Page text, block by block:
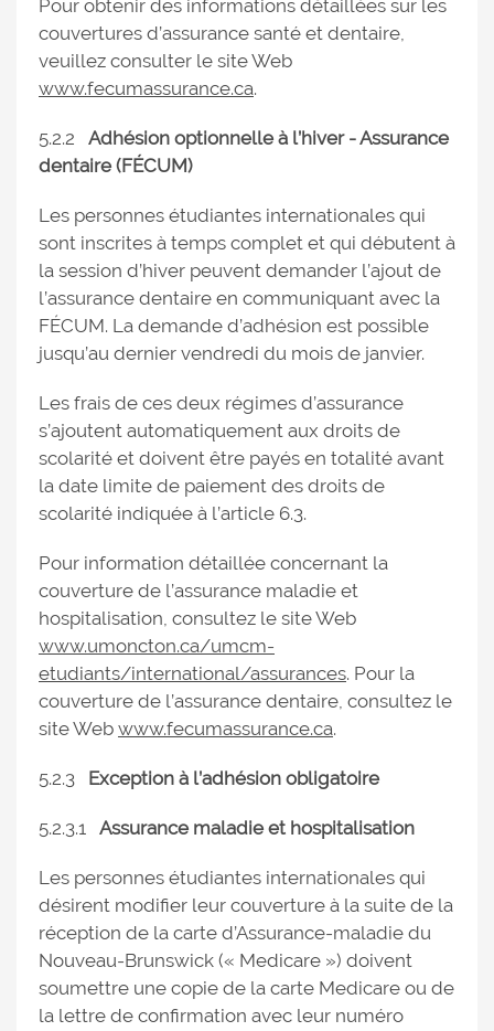
Pour obtenir des informations détaillées sur les
couvertures d’assurance santé et dentaire,
veuillez consulter le site Web
www.fecumassurance.ca.
5.2.2 Adhésion optionnelle à l’hiver - Assurance
dentaire (FÉCUM)
Les personnes étudiantes internationales qui
sont inscrites à temps complet et qui débutent à
la session d’hiver peuvent demander l’ajout de
l’assurance dentaire en communiquant avec la
FÉCUM. La demande d’adhésion est possible
jusqu’au dernier vendredi du mois de janvier.
Les frais de ces deux régimes d’assurance
s’ajoutent automatiquement aux droits de
scolarité et doivent être payés en totalité avant
la date limite de paiement des droits de
scolarité indiquée à l’article 6.3.
Pour information détaillée concernant la
couverture de l’assurance maladie et
hospitalisation, consultez le site Web
www.umoncton.ca/umcm-
etudiants/international/assurances. Pour la
couverture de l’assurance dentaire, consultez le
site Web www.fecumassurance.ca.
5.2.3 Exception à l’adhésion obligatoire
5.2.3.1 Assurance maladie et hospitalisation
Les personnes étudiantes internationales qui
désirent modifier leur couverture à la suite de la
réception de la carte d’Assurance-maladie du
Nouveau-Brunswick (« Medicare ») doivent
soumettre une copie de la carte Medicare ou de
la lettre de confirmation avec leur numéro